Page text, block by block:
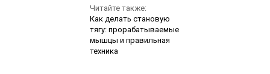
Читайте также:
Как делать становую
тягу: прорабатываемые
мышцы и правильная
техника